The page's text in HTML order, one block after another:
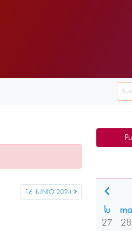
16 JUNIO 2024
lu
ma
27
28